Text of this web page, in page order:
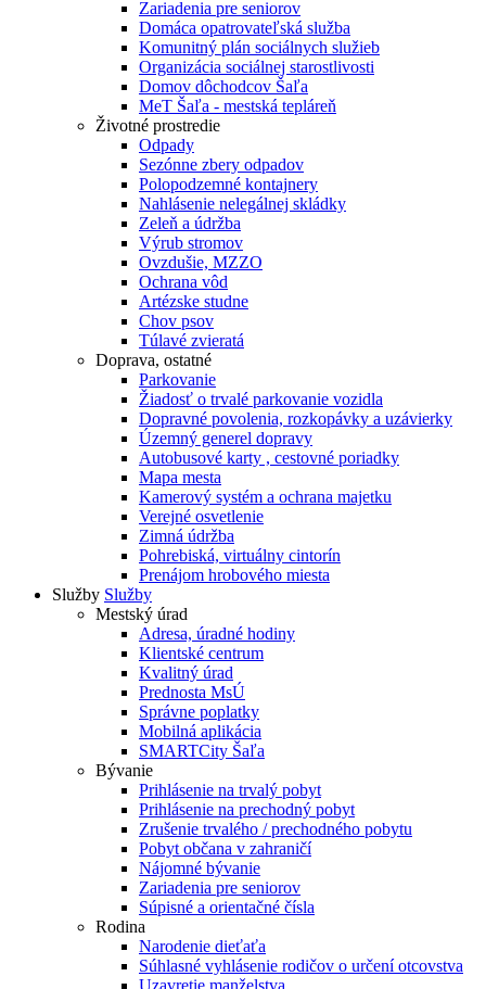
Zariadenia pre seniorov
Domáca opatrovateľská služba
Komunitný plán sociálnych služieb
Organizácia sociálnej starostlivosti
Domov dôchodcov Šaľa
MeT Šaľa - mestská tepláreň
Životné prostredie
Odpady
Sezónne zbery odpadov
Polopodzemné kontajnery
Nahlásenie nelegálnej skládky
Zeleň a údržba
Výrub stromov
Ovzdušie, MZZO
Ochrana vôd
Artézske studne
Chov psov
Túlavé zvieratá
Doprava, ostatné
Parkovanie
Žiadosť o trvalé parkovanie vozidla
Dopravné povolenia, rozkopávky a uzávierky
Územný generel dopravy
Autobusové karty , cestovné poriadky
Mapa mesta
Kamerový systém a ochrana majetku
Verejné osvetlenie
Zimná údržba
Pohrebiská, virtuálny cintorín
Prenájom hrobového miesta
Služby Služby
Mestský úrad
Adresa, úradné hodiny
Klientské centrum
Kvalitný úrad
Prednosta MsÚ
Správne poplatky
Mobilná aplikácia
SMARTCity Šaľa
Bývanie
Prihlásenie na trvalý pobyt
Prihlásenie na prechodný pobyt
Zrušenie trvalého / prechodného pobytu
Pobyt občana v zahraničí
Nájomné bývanie
Zariadenia pre seniorov
Súpisné a orientačné čísla
Rodina
Narodenie dieťaťa
Súhlasné vyhlásenie rodičov o určení otcovstva
Uzavretie manželstva